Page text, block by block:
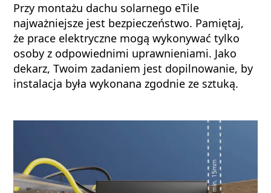
Przy montażu dachu solarnego eTile
najważniejsze jest bezpieczeństwo. Pamiętaj,
że prace elektryczne mogą wykonywać tylko
osoby z odpowiednimi uprawnieniami. Jako
dekarz, Twoim zadaniem jest dopilnowanie, by
instalacja była wykonana zgodnie ze sztuką.